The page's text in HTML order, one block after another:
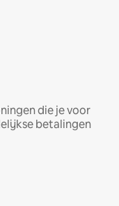
die je voor
betalingen